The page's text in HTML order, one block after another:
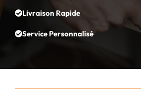
Livraison Rapide
Service Personnalisé